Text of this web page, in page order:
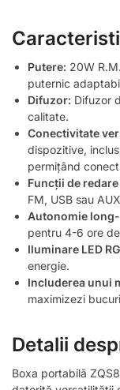
Putere: 20W
puternic
Difuzor: Difuzor
calitate.
Conectivitate
dispozitive,
permițând
Funcții de
FM, USB sau
Autonomie
pentru 4-6 ore
Iluminare LED
energie.
Includerea unui
maximizezi
Detalii
Boxa portabilă